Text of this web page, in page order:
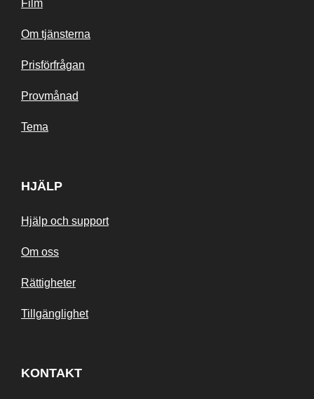
Film
Om tjänsterna
Prisförfrågan
Provmånad
Tema
HJÄLP
Hjälp och support
Om oss
Rättigheter
Tillgänglighet
KONTAKT